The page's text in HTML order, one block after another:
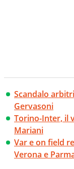
Scandalo
Gervasoni
Torino-Inter, il
Mariani
Var e on field
Verona e